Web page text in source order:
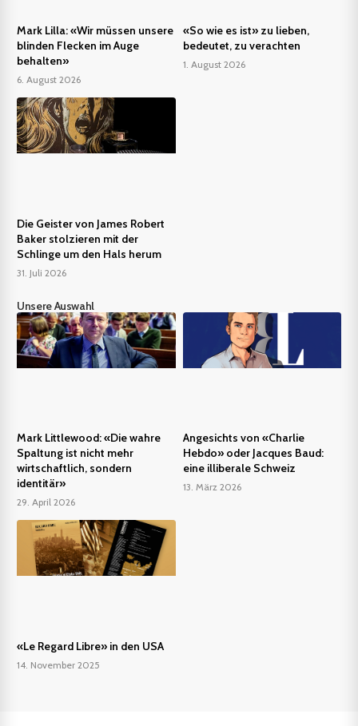
Mark Lilla: «Wir müssen unsere
blinden Flecken im Auge
behalten»
6. August 2026
«So wie es ist» zu lieben,
bedeutet, zu verachten
1. August 2026
Die Geister von James Robert
Baker stolzieren mit der
Schlinge um den Hals herum
31. Juli 2026
Unsere Auswahl
Mark Littlewood: «Die wahre
Spaltung ist nicht mehr
wirtschaftlich, sondern
identitär»
29. April 2026
Angesichts von «Charlie
Hebdo» oder Jacques Baud:
eine illiberale Schweiz
13. März 2026
«Le Regard Libre» in den USA
14. November 2025